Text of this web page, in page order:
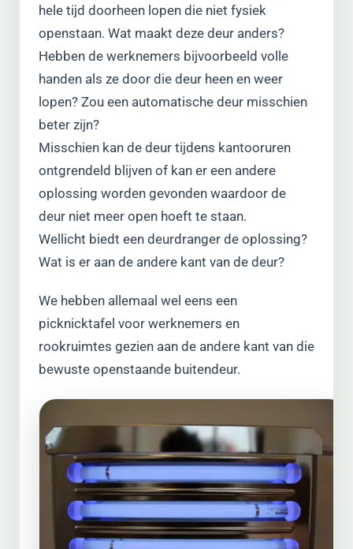
hele tijd doorheen lopen die niet fysiek
openstaan. Wat maakt deze deur anders?
Hebben de werknemers bijvoorbeeld volle
handen als ze door die deur heen en weer
lopen? Zou een automatische deur misschien
beter zijn?
Misschien kan de deur tijdens kantooruren
ontgrendeld blijven of kan er een andere
oplossing worden gevonden waardoor de
deur niet meer open hoeft te staan.
Wellicht biedt een deurdranger de oplossing?
Wat is er aan de andere kant van de deur?
We hebben allemaal wel eens een
picknicktafel voor werknemers en
rookruimtes gezien aan de andere kant van die
bewuste openstaande buitendeur.